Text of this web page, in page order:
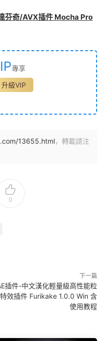
芬奇/AVX插件 Mocha Pro
專享
升級VIP
13655.html，轉載請注
0
下一篇
插件-中文漢化輕量級高性能粒
效插件 Furikake 1.0.0 Win 含
使用教程